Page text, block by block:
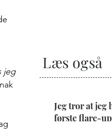
jeg
Læs også
Jeg tror at jeg
første flare-up